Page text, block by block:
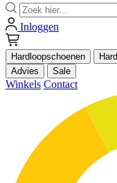
Zoek
Inloggen
Hardloopschoenen
Advies
Sale
Winkels Contact